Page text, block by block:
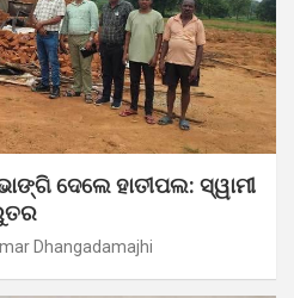
ଦେଲେ ହାତୀପଲ: ସ୍ୱାମୀ
Dhangadamajhi